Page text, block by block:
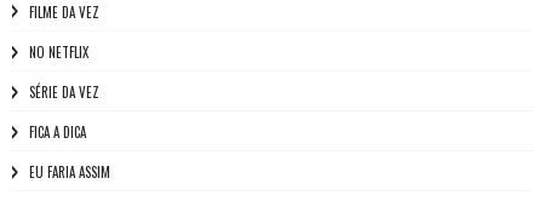
FILME DA VEZ
NO NETFLIX
SÉRIE DA VEZ
FICA A DICA
EU FARIA ASSIM